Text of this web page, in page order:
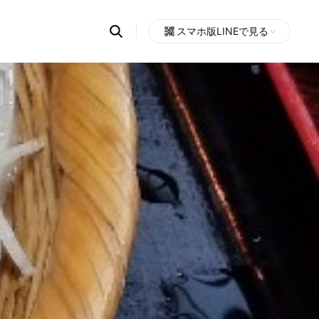
Search
OpenChats
messages
search
area
スマホ版LINEで見る